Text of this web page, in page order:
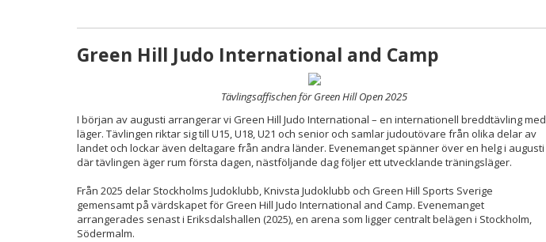
Green Hill Judo International and Camp
Tävlingsaffischen för Green Hill Open 2025
I början av augusti arrangerar vi Green Hill Judo International – en internationell breddtävling med
läger. Tävlingen riktar sig till U15, U18, U21 och senior och samlar judoutövare från olika delar av
landet och lockar även deltagare från andra länder. Evenemanget spänner över en helg i augusti
där tävlingen äger rum första dagen, nästföljande dag följer ett utvecklande träningsläger.
Från 2025 delar Stockholms Judoklubb, Knivsta Judoklubb och Green Hill Sports Sverige
gemensamt på värdskapet för Green Hill Judo International and Camp. Evenemanget
arrangerades senast i Eriksdalshallen (2025), en arena som ligger centralt belägen i Stockholm,
Södermalm.